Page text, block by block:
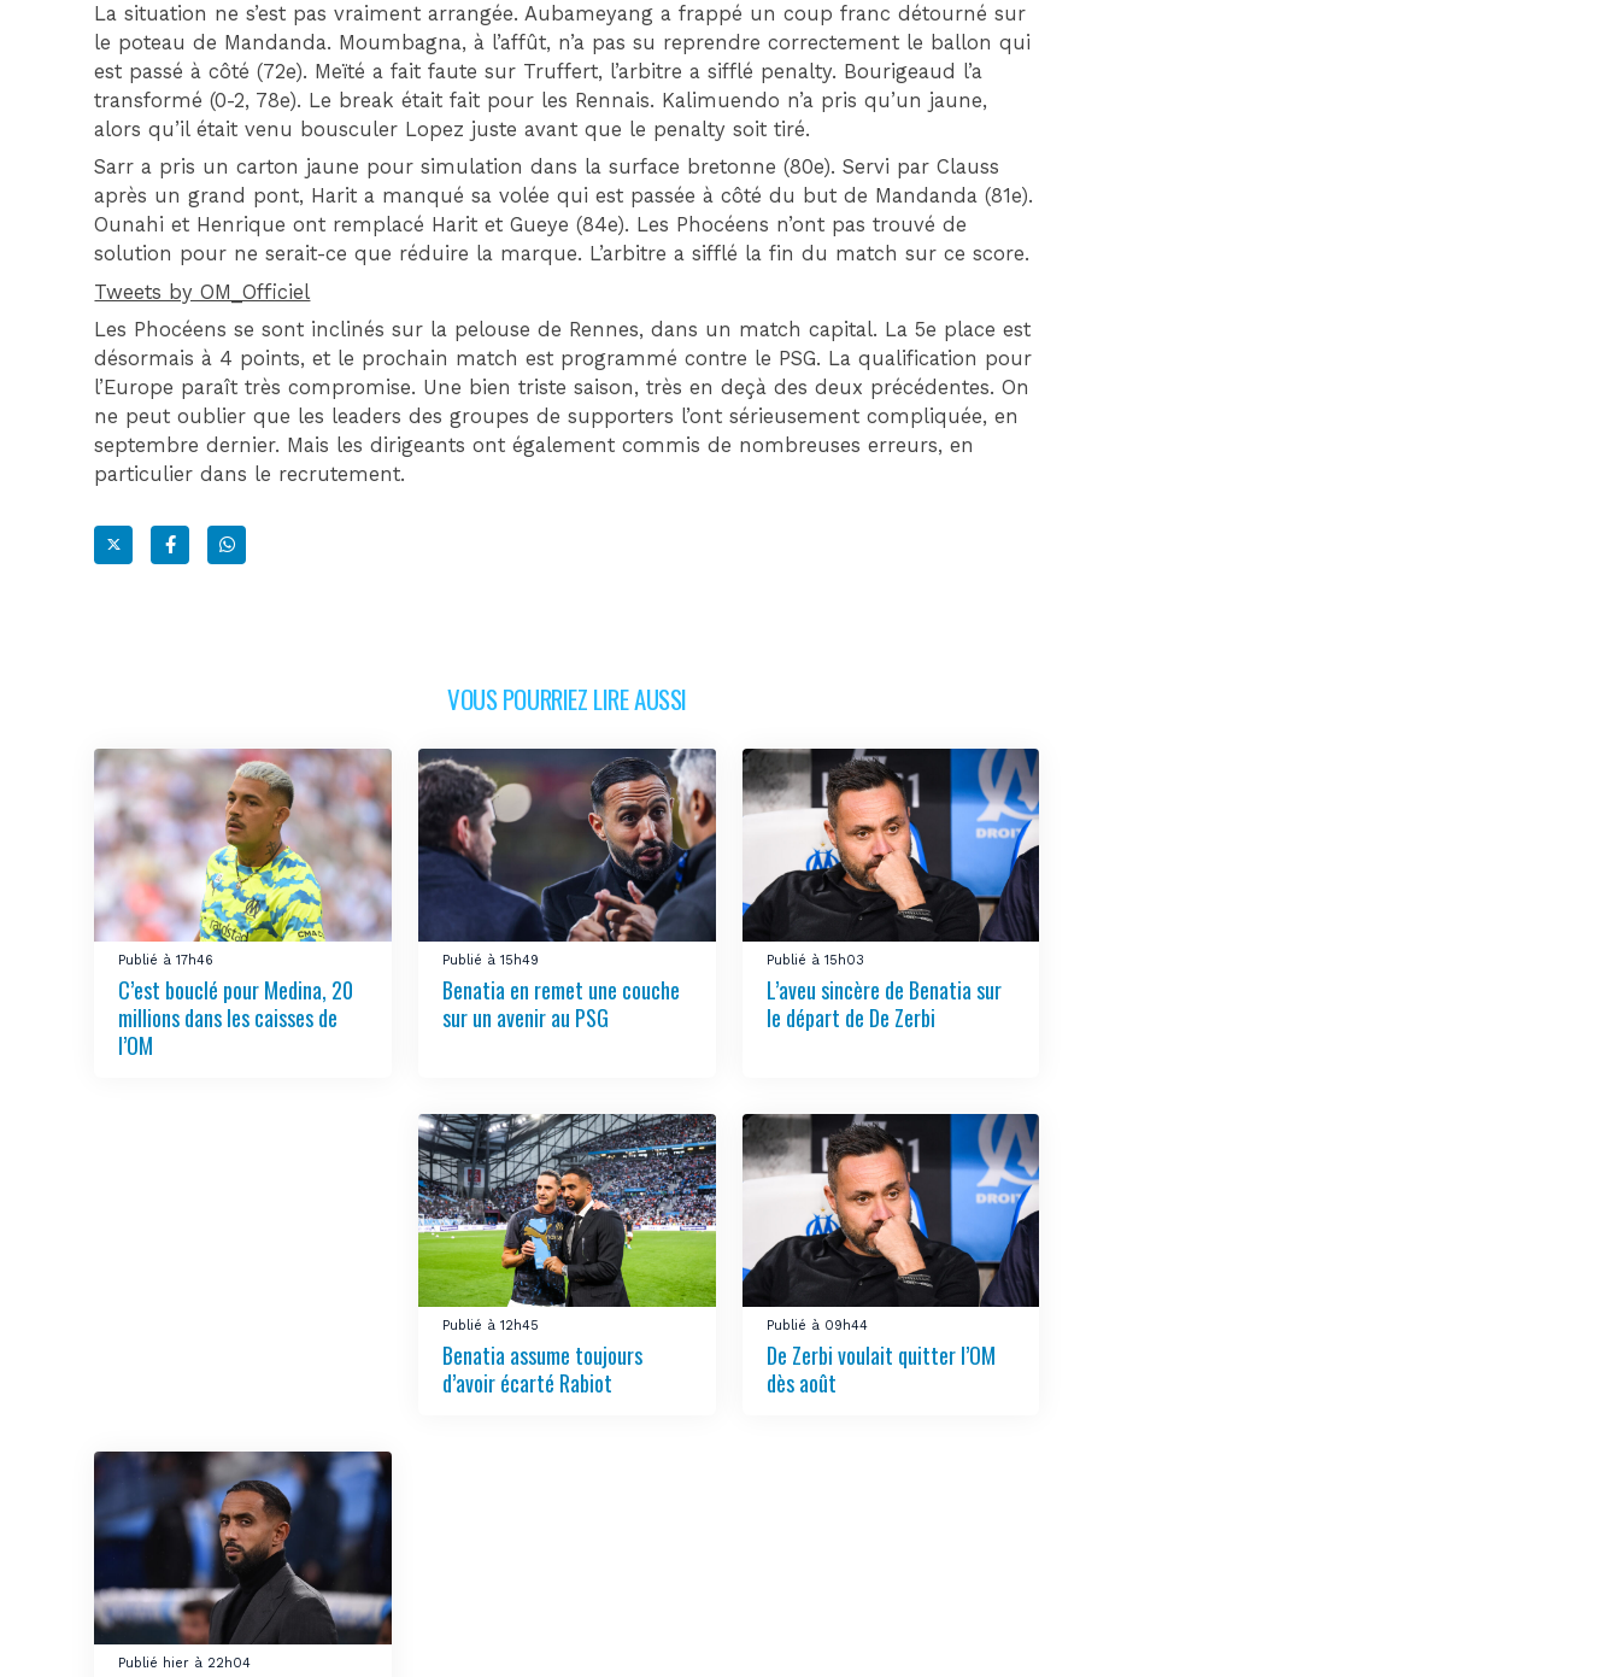
La situation ne s’est pas vraiment arrangée. Aubameyang a frappé un coup franc détourné sur
le poteau de Mandanda. Moumbagna, à l’affût, n’a pas su reprendre correctement le ballon qui
est passé à côté (72e). Meïté a fait faute sur Truffert, l’arbitre a sifflé penalty. Bourigeaud l’a
transformé (0-2, 78e). Le break était fait pour les Rennais. Kalimuendo n’a pris qu’un jaune,
alors qu’il était venu bousculer Lopez juste avant que le penalty soit tiré.
Sarr a pris un carton jaune pour simulation dans la surface bretonne (80e). Servi par Clauss
après un grand pont, Harit a manqué sa volée qui est passée à côté du but de Mandanda (81e).
Ounahi et Henrique ont remplacé Harit et Gueye (84e). Les Phocéens n’ont pas trouvé de
solution pour ne serait-ce que réduire la marque. L’arbitre a sifflé la fin du match sur ce score.
Tweets by OM_Officiel
Les Phocéens se sont inclinés sur la pelouse de Rennes, dans un match capital. La 5e place est
désormais à 4 points, et le prochain match est programmé contre le PSG. La qualification pour
l’Europe paraît très compromise. Une bien triste saison, très en deçà des deux précédentes. On
ne peut oublier que les leaders des groupes de supporters l’ont sérieusement compliquée, en
septembre dernier. Mais les dirigeants ont également commis de nombreuses erreurs, en
particulier dans le recrutement.
VOUS POURRIEZ LIRE AUSSI
Publié à 17h46
C’est bouclé pour Medina, 20
millions dans les caisses de
l’OM
Publié à 15h49
Benatia en remet une couche
sur un avenir au PSG
Publié à 15h03
L’aveu sincère de Benatia sur
le départ de De Zerbi
Publié à 12h45
Benatia assume toujours
d’avoir écarté Rabiot
Publié à 09h44
De Zerbi voulait quitter l’OM
dès août
Publié hier à 22h04